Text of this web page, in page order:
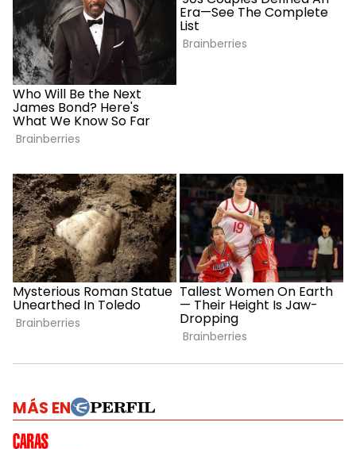
MÁS EN